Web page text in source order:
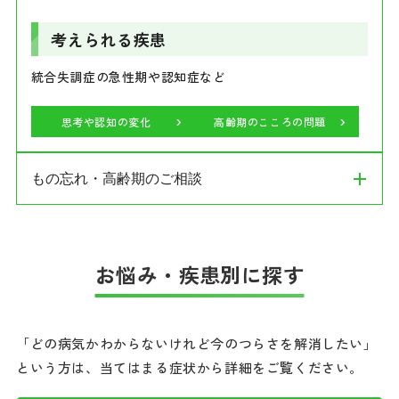
不安・パニック
考えられる疾患
発達・行動のご相談 思考や認知の変化
考えられる疾患
統合失調症の急性期や認知症など
思考や認知の変化 高齢期のこころの問題
もの忘れ・高齢期のご相談
同じことを何度も聞く・最近の出来事を忘れる
物の置き場所がわからなくなる・探し物が増える
無関心・無感情・無気力（アパシー）
急に怒りっぽくなる・身の回りのことができなくなる
お悩み・疾患別に探す
「どの病気かわからないけれど今のつらさを解消したい」
という方は、当てはまる症状から詳細をご覧ください。